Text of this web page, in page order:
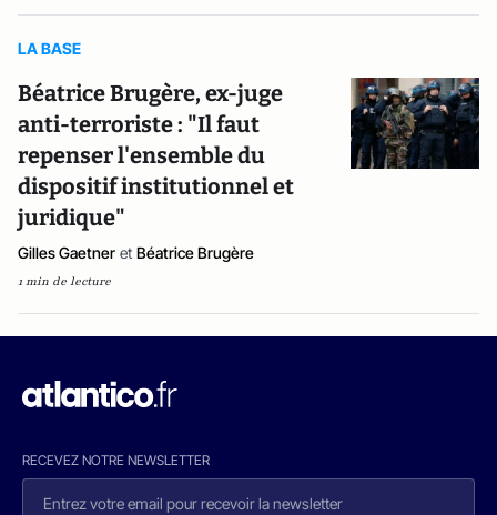
LA BASE
Béatrice Brugère, ex-juge
anti-terroriste : "Il faut
repenser l'ensemble du
dispositif institutionnel et
juridique"
Gilles Gaetner et Béatrice Brugère
1 min de lecture
RECEVEZ NOTRE NEWSLETTER